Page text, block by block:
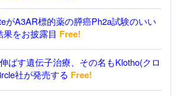
がA3AR標的薬の膵癌Ph2a試験のいい
をお披露目 Free!
ばす遺伝子治療、その名もKlotho(クロ
社が発売する Free!